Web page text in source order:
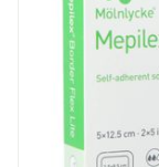
Hoeveelheid
Verpakking
Behoud